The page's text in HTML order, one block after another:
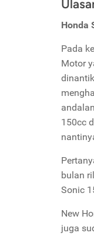
Honda
Pada
Motor
150cc
bulan
Sonic
New
juga